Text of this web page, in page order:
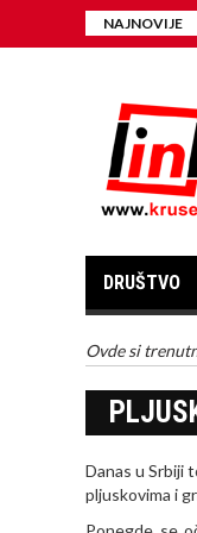
NAJNOVIJE
ENERGIJE
DRUŠTVO
Ovde si
Danas u Srbiji
pljuskovima i